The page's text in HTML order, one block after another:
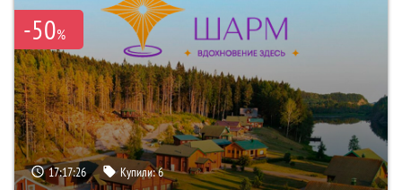
-50%
17:17:25 Купили:6